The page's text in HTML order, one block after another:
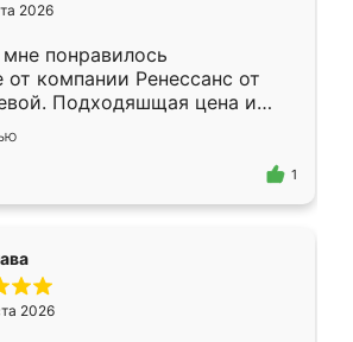
2026
понравилось
компании Ренессанс от
Подходяшщая цена и
изготовления. Приехавший
Владислав
моему эскизу самый
1
2026